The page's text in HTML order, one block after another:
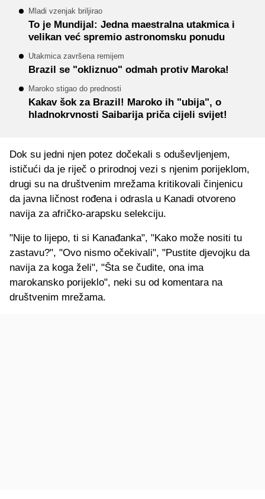
Mladi vzenjak briljirao
To je Mundijal: Jedna maestralna utakmica i
velikan već spremio astronomsku ponudu
Utakmica završena remijem
Brazil se "okliznuo" odmah protiv Maroka!
Maroko stigao do prednosti
Kakav šok za Brazil! Maroko ih "ubija", o
hladnokrvnosti Saibarija priča cijeli svijet!
Dok su jedni njen potez dočekali s oduševljenjem,
ističući da je riječ o prirodnoj vezi s njenim porijeklom,
drugi su na društvenim mrežama kritikovali činjenicu
da javna ličnost rođena i odrasla u Kanadi otvoreno
navija za afričko-arapsku selekciju.
"Nije to lijepo, ti si Kanađanka", "Kako može nositi tu
zastavu?", "Ovo nismo očekivali", "Pustite djevojku da
navija za koga želi", "Šta se čudite, ona ima
marokansko porijeklo", neki su od komentara na
društvenim mrežama.